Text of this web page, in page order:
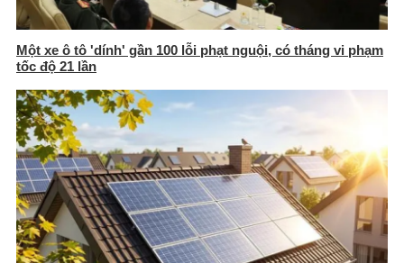
Một xe ô tô 'dính' gần 100 lỗi phạt nguội, có tháng vi phạm
tốc độ 21 lần